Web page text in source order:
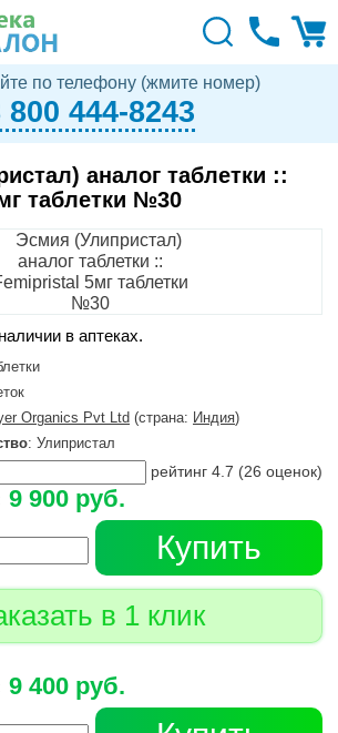
по телефону (жмите номер)
800 444-8243
аналог таблетки ::
таблетки №30
в аптеках.
Organics Pvt Ltd (страна: Индия)
: Улипристал
рейтинг 4.7 (26 оценок)
9 900 руб.
Купить
в 1 клик
9 400 руб.